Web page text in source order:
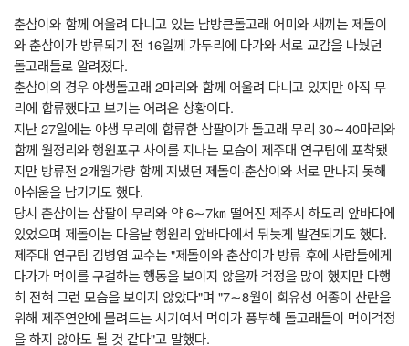
춘삼이와 함께 어울려 다니고 있는 남방큰돌고래 어미와 새끼는 제돌이
와 춘삼이가 방류되기 전 16일께 가두리에 다가와 서로 교감을 나눴던
돌고래들로 알려졌다.
춘삼이의 경우 야생돌고래 2마리와 함께 어울려 다니고 있지만 아직 무
리에 합류했다고 보기는 어려운 상황이다.
지난 27일에는 야생 무리에 합류한 삼팔이가 돌고래 무리 30∼40마리와
함께 월정리와 행원포구 사이를 지나는 모습이 제주대 연구팀에 포착됐
지만 방류전 2개월가량 함께 지냈던 제돌이·춘삼이와 서로 만나지 못해
아쉬움을 남기기도 했다.
당시 춘삼이는 삼팔이 무리와 약 6∼7㎞ 떨어진 제주시 하도리 앞바다에
있었으며 제돌이는 다음날 행원리 앞바다에서 뒤늦게 발견되기도 했다.
제주대 연구팀 김병엽 교수는 "제돌이와 춘삼이가 방류 후에 사람들에게
다가가 먹이를 구걸하는 행동을 보이지 않을까 걱정을 많이 했지만 다행
히 전혀 그런 모습을 보이지 않았다"며 "7∼8월이 회유성 어종이 산란을
위해 제주연안에 몰려드는 시기여서 먹이가 풍부해 돌고래들이 먹이걱정
을 하지 않아도 될 것 같다"고 말했다.